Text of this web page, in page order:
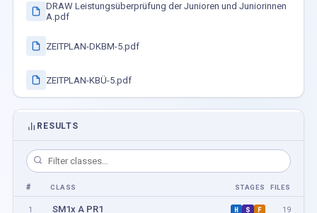
DRAW Leistungsüberprüfung der Junioren und Juniorinnen
A.pdf
ZEITPLAN-DKBM-5.pdf
ZEITPLAN-KBÜ-5.pdf
RESULTS
# CLASS STAGES FILES
1 SM1x A PR1 H S F 19